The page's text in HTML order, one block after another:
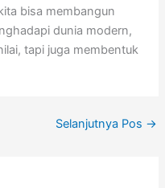
bisa membangun
dunia modern,
tapi juga membentuk
Selanjutnya Pos →